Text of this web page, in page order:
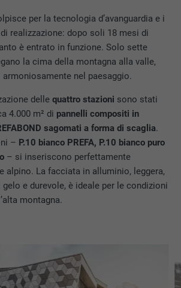
per la tecnologia d’avanguardia e i
realizzazione: dopo soli 18 mesi di
è entrato in funzione. Solo sette
la cima della montagna alla valle,
armoniosamente nel paesaggio.
dellequattro stazioni sono stati
4.000 m² di pannelli compositi in
sagomati a forma di scaglia.
– P.10 bianco PREFA, P.10 bianco puro
– si inseriscono perfettamente
alpino. La facciata in alluminio, leggera,
e durevole, è ideale per le condizioni
montagna.